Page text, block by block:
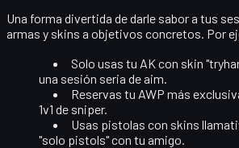
Una forma divertida de darle sabor a tus
armas y skins a objetivos concretos. Por
Solo usas tu AK con skin
una sesión seria de aim.
Reservas tu AWP más
1v1 de sniper.
Usas pistolas con skins
"solo pistols" con tu amigo.